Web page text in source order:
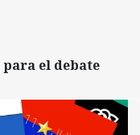
el debate